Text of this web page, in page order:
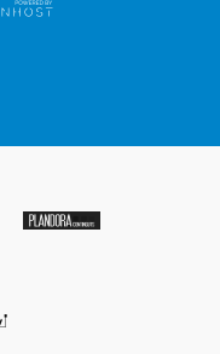
de ratpenats
de l'Estany